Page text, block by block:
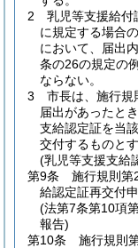
2
乳児等支援給付
に規定する場合
において、届出
条の26の規定の
ならない。
3
市長は、施行規
届出があったと
支給認定証を当
交付するものとす
(乳児等支援支給
第9条
施行規則第
給認定証再交付
(法第7条第10項
報告)
第10条
施行規則